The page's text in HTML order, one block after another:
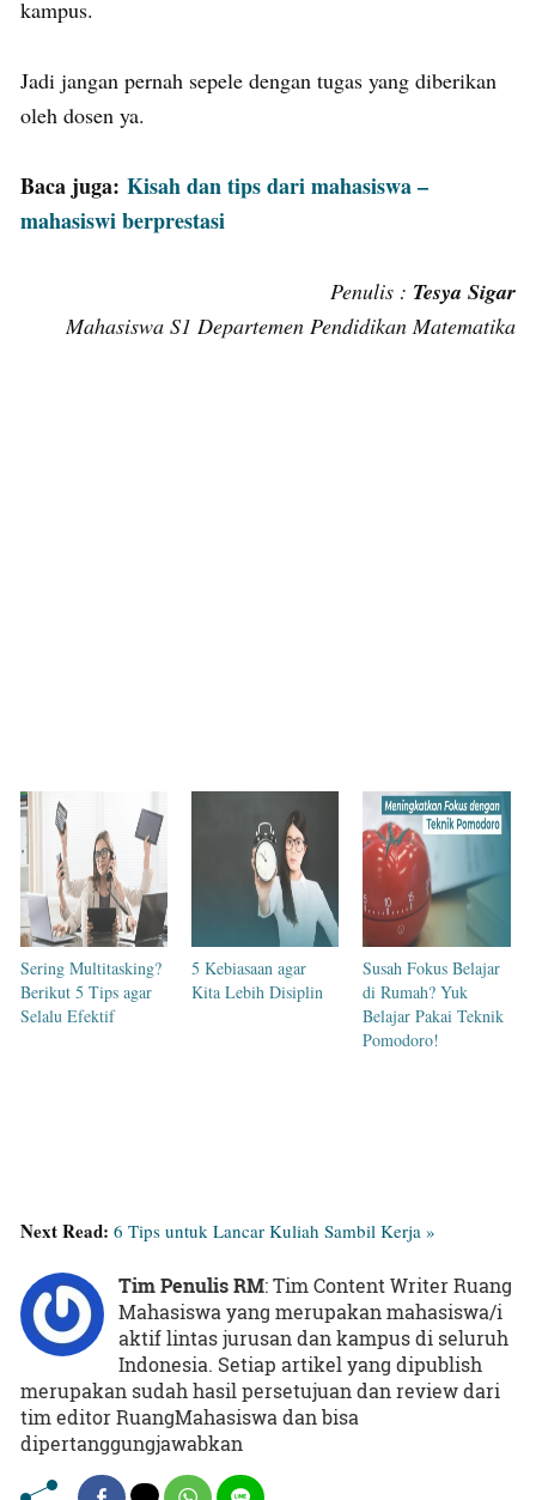
kampus.
Jadi jangan pernah sepele dengan tugas yang diberikan
oleh dosen ya.
Baca juga: Kisah dan tips dari mahasiswa –
mahasiswi berprestasi
Penulis : Tesya Sigar
Mahasiswa S1 Departemen Pendidikan Matematika
Sering Multitasking?
Berikut 5 Tips agar
Selalu Efektif
5 Kebiasaan agar
Kita Lebih Disiplin
Susah Fokus Belajar
di Rumah? Yuk
Belajar Pakai Teknik
Pomodoro!
Next Read: 6 Tips untuk Lancar Kuliah Sambil Kerja »
Tim Penulis RM: Tim Content Writer Ruang
Mahasiswa yang merupakan mahasiswa/i
aktif lintas jurusan dan kampus di seluruh
Indonesia. Setiap artikel yang dipublish
merupakan sudah hasil persetujuan dan review dari
tim editor RuangMahasiswa dan bisa
dipertanggungjawabkan